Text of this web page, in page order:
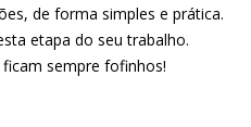
de forma simples e prática.
etapa do seu trabalho.
sempre fofinhos!